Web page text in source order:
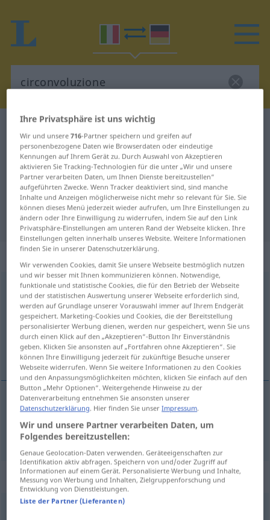
Italienisch-Deutsch Wörterbuch
Italienisch-Deutsch Übersetzung
für "circonvoluzione"
"circonvoluzione" Deutsch
Übersetzung
„circonvoluzione“: femminile
circonvoluzionef
Übersicht aller Übersetzungen
(Für mehr Details die Übersetzung anklicken/antippen)
Windung
Windungf circonvoluzione
Synonyme für "circonvoluzione"
Ihre Privatsphäre ist uns wichtig
Wir und unsere716-Partner speichern und greifen auf
personenbezogene Daten wie Browserdaten oder eindeutige
Kennungen auf Ihrem Gerät zu. Durch Auswahl von Akzeptieren
aktivieren Sie Tracking-Technologien für die unter „Wir und unsere
Partner verarbeiten Daten, um Ihnen Dienste bereitzustellen“
aufgeführten Zwecke. Wenn Tracker deaktiviert sind, sind manche
Inhalte und Anzeigen möglicherweise nicht mehr so relevant für Sie. Sie
können dieses Menü jederzeit wieder aufrufen, um Ihre Einstellungen zu
ändern oder Ihre Einwilligung zu widerrufen, indem Sie auf den Link
Privatsphäre-Einstellungen am unteren Rand der Webseite klicken. Ihre
Einstellungen gelten innerhalb unseres Website. Weitere Informationen
finden Sie in unserer Datenschutzerklärung.
Wir verwenden Cookies, damit Sie unsere Webseite bestmöglich nutzen
und wir besser mit Ihnen kommunizieren können. Notwendige,
funktionale und statistische Cookies, die für den Betrieb der Webseite
und der statistischen Auswertung unserer Webseite erforderlich sind,
werden auf Grundlage unserer Vorauswahl immer auf Ihrem Endgerät
gespeichert. Marketing-Cookies und Cookies, die der Bereitstellung
personalisierter Werbung dienen, werden nur gespeichert, wenn Sie uns
durch einen Klick auf den „Akzeptieren“-Button Ihr Einverständnis
geben. Klicken Sie ansonsten auf „Fortfahren ohne Akzeptieren“. Sie
können Ihre Einwilligung jederzeit für zukünftige Besuche unserer
Webseite widerrufen. Wenn Sie weitere Informationen zu den Cookies
und den Anpassungsmöglichkeiten möchten, klicken Sie einfach auf den
Button „Mehr Optionen“. Weitergehende Hinweise zu der
Datenverarbeitung entnehmen Sie ansonsten unserer
Datenschutzerklärung. Hier finden Sie unserImpressum.
Wir und unsere Partner verarbeiten Daten, um
Folgendes bereitzustellen:
Genaue Geolocation-Daten verwenden. Geräteeigenschaften zur
Identifikation aktiv abfragen. Speichern von und/oder Zugriff auf
Informationen auf einem Gerät. Personalisierte Werbung und Inhalte,
Messung von Werbung und Inhalten, Zielgruppenforschung und
Entwicklung von Dienstleistungen.
Liste der Partner (Lieferanten)